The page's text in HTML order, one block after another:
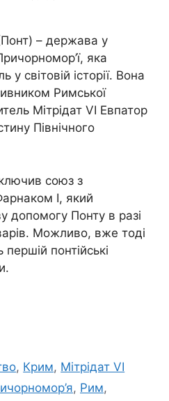
– держава у
яка
у світовій історії. Вона
Римської
Мітрідат VI Евпатор
Північного
союз з
І, який
допомогу Понту в разі
Можливо, вже тоді
першій понтійські
, Крим, Мітрідат VI
, Рим,